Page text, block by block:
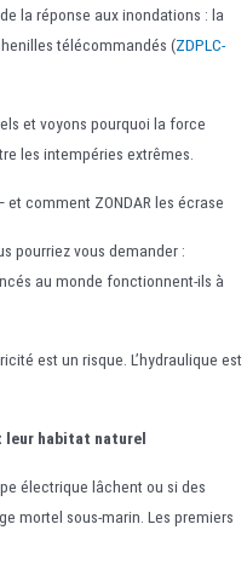
la réponse aux inondations : la
télécommandés (ZDPLC-
et voyons pourquoi la force
les intempéries extrêmes.
comment ZONDAR les écrase
pourriez vous demander :
au monde fonctionnent-ils à
est un risque. L’hydraulique est
leur habitat naturel
électrique lâchent ou si des
mortel sous-marin. Les premiers